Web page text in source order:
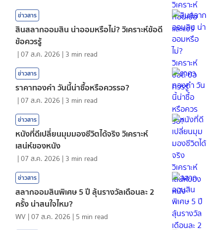
ข่าวสาร
สินสลากออมสิน น่าออมหรือไม่? วิเคราะห์ข้อดี
ข้อควรรู้
|07 ส.ค. 2026 | 3 min read
ข่าวสาร
ราคาทองคํา วันนี้น่าซื้อหรือควรรอ?
|07 ส.ค. 2026 | 3 min read
ข่าวสาร
หนังที่ดีเปลี่ยนมุมมองชีวิตได้จริง วิเคราะห์
เสน่ห์ของหนัง
|07 ส.ค. 2026 | 3 min read
ข่าวสาร
สลากออมสินพิเศษ 5 ปี ลุ้นรางวัลเดือนละ 2
ครั้ง น่าสนใจไหม?
WV |07 ส.ค. 2026 | 5 min read